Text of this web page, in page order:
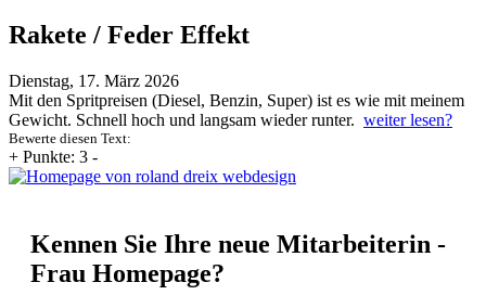
Rakete / Feder Effekt
Dienstag, 17. März 2026
Mit den Spritpreisen (Diesel, Benzin, Super) ist es wie mit meinem
Gewicht. Schnell hoch und langsam wieder runter. weiter lesen?
Bewerte diesen Text:
+ Punkte: 3 -
Kennen Sie Ihre neue Mitarbeiterin -
Frau Homepage?